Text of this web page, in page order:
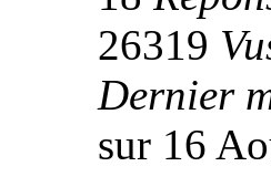
26319
Dernier
sur 16